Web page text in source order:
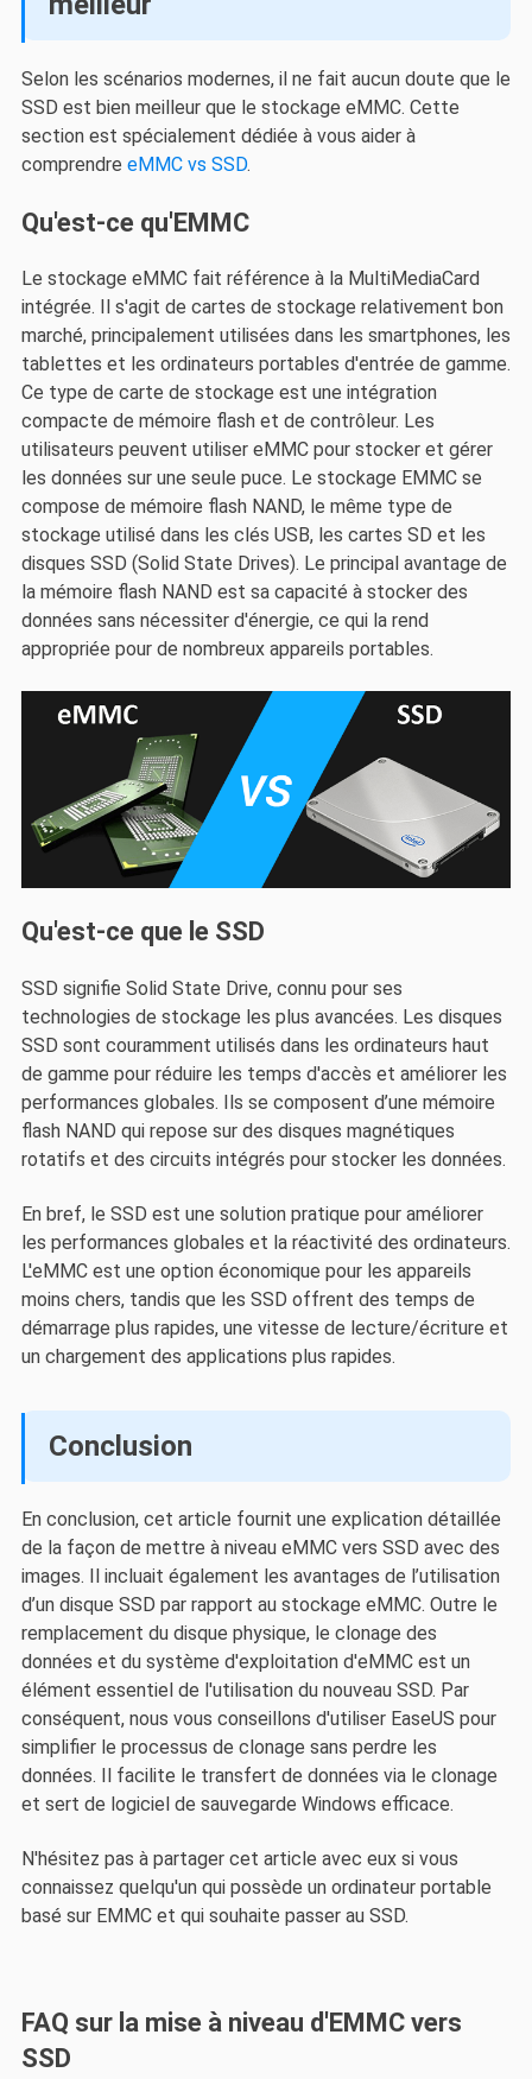
Selon les scénarios modernes, il ne fait aucun doute que le
SSD est bien meilleur que le stockage eMMC. Cette
section est spécialement dédiée à vous aider à
comprendre eMMC vs SSD.
Qu'est-ce qu'EMMC
Le stockage eMMC fait référence à la MultiMediaCard
intégrée. Il s'agit de cartes de stockage relativement bon
marché, principalement utilisées dans les smartphones, les
tablettes et les ordinateurs portables d'entrée de gamme.
Ce type de carte de stockage est une intégration
compacte de mémoire flash et de contrôleur. Les
utilisateurs peuvent utiliser eMMC pour stocker et gérer
les données sur une seule puce. Le stockage EMMC se
compose de mémoire flash NAND, le même type de
stockage utilisé dans les clés USB, les cartes SD et les
disques SSD (Solid State Drives). Le principal avantage de
la mémoire flash NAND est sa capacité à stocker des
données sans nécessiter d'énergie, ce qui la rend
appropriée pour de nombreux appareils portables.
Qu'est-ce que le SSD
SSD signifie Solid State Drive, connu pour ses
technologies de stockage les plus avancées. Les disques
SSD sont couramment utilisés dans les ordinateurs haut
de gamme pour réduire les temps d'accès et améliorer les
performances globales. Ils se composent d’une mémoire
flash NAND qui repose sur des disques magnétiques
rotatifs et des circuits intégrés pour stocker les données.
En bref, le SSD est une solution pratique pour améliorer
les performances globales et la réactivité des ordinateurs.
L'eMMC est une option économique pour les appareils
moins chers, tandis que les SSD offrent des temps de
démarrage plus rapides, une vitesse de lecture/écriture et
un chargement des applications plus rapides.
Conclusion
En conclusion, cet article fournit une explication détaillée
de la façon de mettre à niveau eMMC vers SSD avec des
images. Il incluait également les avantages de l’utilisation
d’un disque SSD par rapport au stockage eMMC. Outre le
remplacement du disque physique, le clonage des
données et du système d'exploitation d'eMMC est un
élément essentiel de l'utilisation du nouveau SSD. Par
conséquent, nous vous conseillons d'utiliser EaseUS pour
simplifier le processus de clonage sans perdre les
données. Il facilite le transfert de données via le clonage
et sert de logiciel de sauvegarde Windows efficace.
N'hésitez pas à partager cet article avec eux si vous
connaissez quelqu'un qui possède un ordinateur portable
basé sur EMMC et qui souhaite passer au SSD.
FAQ sur la mise à niveau d'EMMC vers
SSD